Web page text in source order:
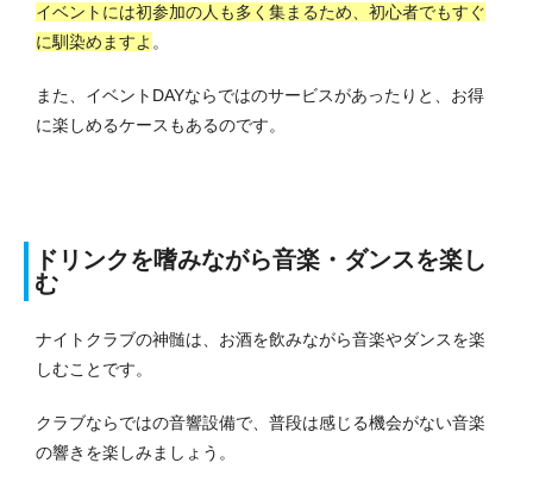
イベントには初参加の人も多く集まるため、初心者でもすぐ
に馴染めますよ 。
また、イベントDAYならではのサービスがあったりと、お得
に楽しめるケースもあるのです。
ドリンクを嗜みながら音楽・ダンスを楽し
む
ナイトクラブの神髄は、お酒を飲みながら音楽やダンスを楽
しむことです。
クラブならではの音響設備で、普段は感じる機会がない音楽
の響きを楽しみましょう。